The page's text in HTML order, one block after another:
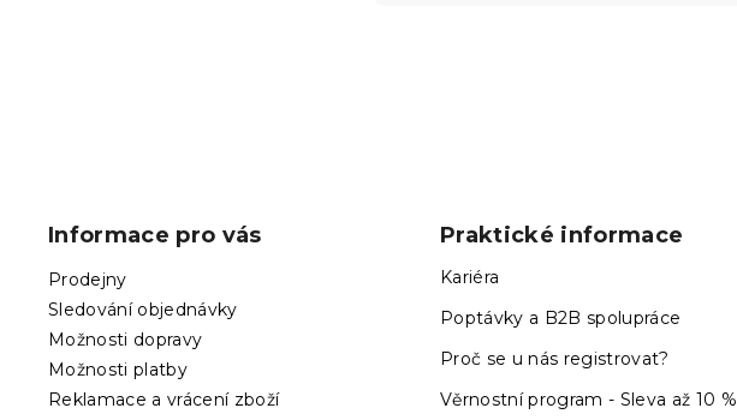
Informace pro vás
Prodejny
Sledování objednávky
Možnosti dopravy
Možnosti platby
Reklamace a vrácení zboží
Praktické informace
Kariéra
Poptávky a B2B spolupráce
Proč se u nás registrovat?
Věrnostní program - Sleva až 10 %